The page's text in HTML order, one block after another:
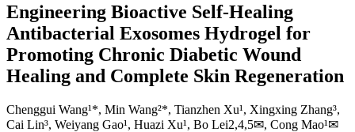
Engineering Bioactive Self-Healing
Antibacterial Exosomes Hydrogel for
Promoting Chronic Diabetic Wound
Healing and Complete Skin Regeneration
Chenggui Wang¹*, Min Wang²*, Tianzhen Xu¹, Xingxing Zhang³,
Cai Lin³, Weiyang Gao¹, Huazi Xu¹, Bo Lei2,4,5✉, Cong Mao¹✉